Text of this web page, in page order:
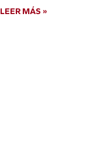
LEER MÁS »